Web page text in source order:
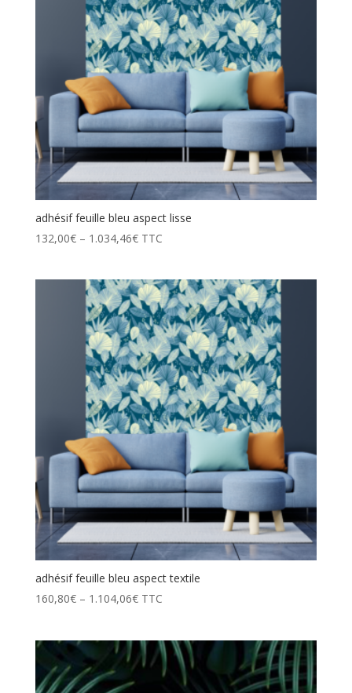
adhésif feuille bleu aspect lisse
132,00€– 1.034,46€ TTC
adhésif feuille bleu aspect textile
160,80€– 1.104,06€ TTC